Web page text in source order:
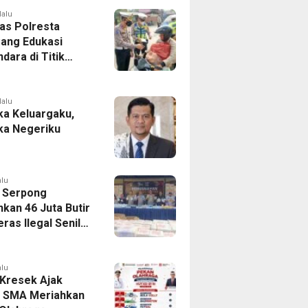
Polresta
Edukasi
di Titik
Keluargaku,
Negeriku
46 Juta Butir
Ilegal Senilai
Ajak
Meriahkan